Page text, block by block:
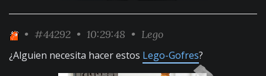
• #44292 • 10:29:48 • Lego
¿Alguien necesita hacer estos Lego-Gofres?